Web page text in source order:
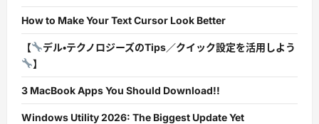
How to Make Your Text Cursor Look Better
【
デル・テクノロジーズのTips／クイック設定を活用しよう
】
3 MacBook Apps You Should Download!!
Windows Utility 2026: The Biggest Update Yet